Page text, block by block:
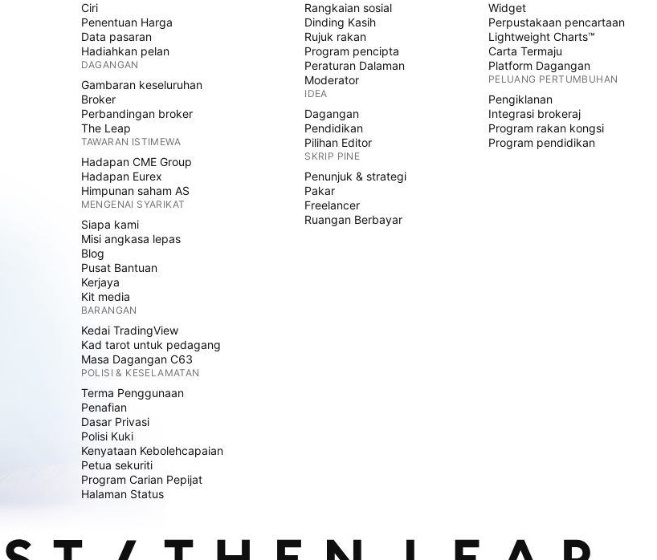
Ciri
Penentuan Harga
Data pasaran
Hadiahkan pelan
DAGANGAN
Gambaran keseluruhan
Broker
Perbandingan broker
The Leap
TAWARAN ISTIMEWA
Hadapan CME Group
Hadapan Eurex
Himpunan saham AS
MENGENAI SYARIKAT
Siapa kami
Misi angkasa lepas
Blog
Pusat Bantuan
Kerjaya
Kit media
BARANGAN
Kedai TradingView
Kad tarot untuk pedagang
Masa Dagangan C63
POLISI & KESELAMATAN
Terma Penggunaan
Penafian
Dasar Privasi
Polisi Kuki
Kenyataan Kebolehcapaian
Petua sekuriti
Program Carian Pepijat
Halaman Status
Rangkaian sosial
Dinding Kasih
Rujuk rakan
Program pencipta
Peraturan Dalaman
Moderator
IDEA
Dagangan
Pendidikan
Pilihan Editor
SKRIP PINE
Penunjuk & strategi
Pakar
Freelancer
Ruangan Berbayar
Widget
Perpustakaan pencartaan
Lightweight Charts™
Carta Termaju
Platform Dagangan
PELUANG PERTUMBUHAN
Pengiklanan
Integrasi brokeraj
Program rakan kongsi
Program pendidikan